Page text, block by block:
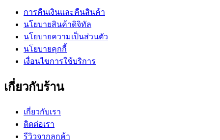
การคืนเงินและคืนสินค้า
นโยบายสินค้าดิจิทัล
นโยบายความเป็นส่วนตัว
นโยบายคุกกี้
เงื่อนไขการใช้บริการ
เกี่ยวกับร้าน
เกี่ยวกับเรา
ติดต่อเรา
รีวิวจากลูกค้า